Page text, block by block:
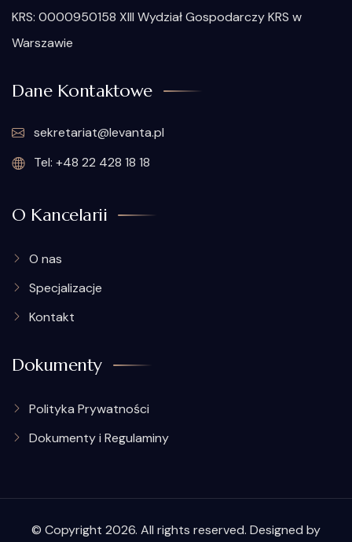
KRS: 0000950158 XIII Wydział Gospodarczy KRS w
Warszawie
Dane Kontaktowe
sekretariat@levanta.pl
Tel: +48 22 428 18 18
O Kancelarii
O nas
Specjalizacje
Kontakt
Dokumenty
Polityka Prywatności
Dokumenty i Regulaminy
© Copyright 2026. All rights reserved. Designed by